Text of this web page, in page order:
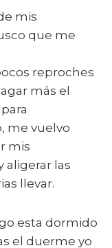
mis
que me
reproches
más el
me vuelvo
mis
aligerar las
llevar.
esta dormido
el duerme yo